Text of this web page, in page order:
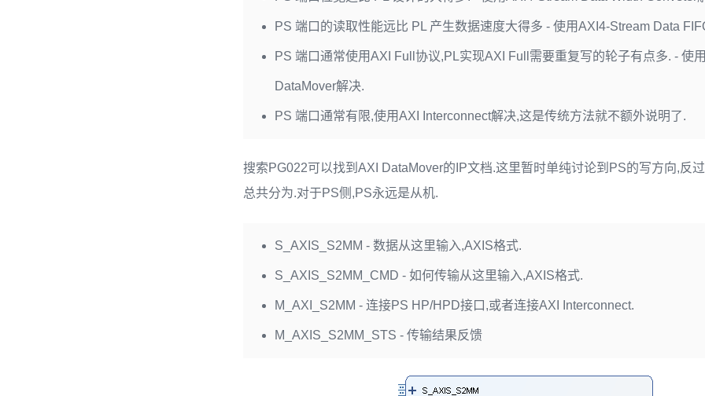
PS 端口的读取性能远比 PL 产生数据速度大得多 - 使用AXI4-Stream Data
PS 端口通常使用AXI Full协议,PL实现AXI Full需要重复写的轮子有点多. - 使
DataMover解决.
PS 端口通常有限,使用AXI Interconnect解决,这是传统方法就不额外说明了.
搜索PG022可以找到AXI DataMover的IP文档.这里暂时单纯讨论到PS的写方向,反
总共分为.对于PS侧,PS永远是从机.
S_AXIS_S2MM - 数据从这里输入,AXIS格式.
S_AXIS_S2MM_CMD - 如何传输从这里输入,AXIS格式.
M_AXI_S2MM - 连接PS HP/HPD接口,或者连接AXI Interconnect.
M_AXIS_S2MM_STS - 传输结果反馈